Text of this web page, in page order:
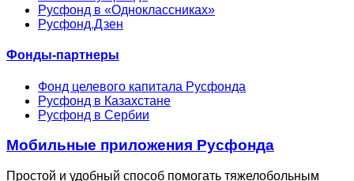
Русфонд в «Одноклассниках»
Русфонд.Дзен
Фонды-партнеры
Фонд целевого капитала Русфонда
Русфонд в Казахстане
Русфонд в Сербии
Мобильные приложения Русфонда
Простой и удобный способ помогать тяжелобольным